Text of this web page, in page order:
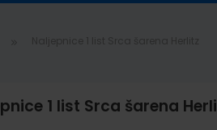
1 list Srca šarena